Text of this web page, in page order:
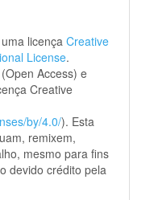
licençaCreative
License.
Access) e
Creative
by/4.0/). Esta
remixem,
mesmo para fins
devido crédito pela